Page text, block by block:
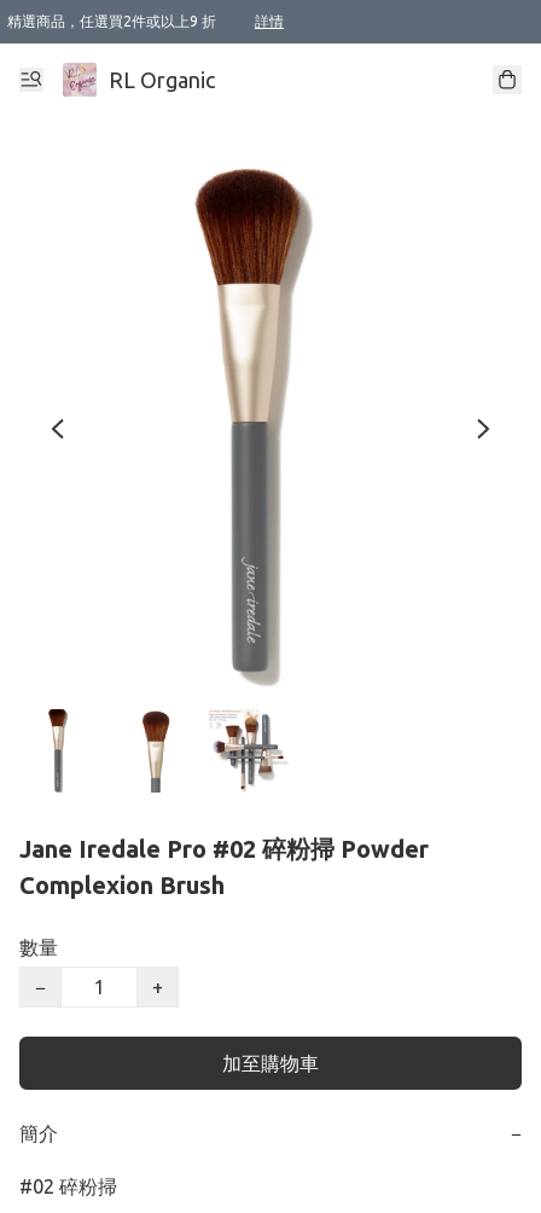
精選商品，任選買2件或以上9 折 詳情
XI周年優惠【新品自由選2件88折/3件85折】
XI周年優惠【Chakra 脈輪平衡自由選2件9折/3件85折/5件8折】
Florame 肌底自由選 2支9折 3支85折
XI周年優惠【蟲蟲退散 · 防衛結界﹞系列2件9折】
Sunki 任選2件95折
BIOFFICINA TOSCANA 任選2支9折 3支85折
Lamav 任選1件9折 2件85折
Mukti Organics 指定產品任選1件9折, 2件88折 3件85折
Intelligent Nutrients Skincare 任選2件9折
deodorant 任選2件88折
化妝品 任選2件95折
XI周年優惠【身心靈單品 任選2件9折/3件85折/5件8折】
XI周年優惠 【精油/香水 任選2件9折/3件85折/5件8折】
XI周年優惠【「關節到肌膚」全效養護 BODY OIL 組2件88折/3件85折】
XI周年優惠【夏日有機物理防曬套裝2件88折】
XI周年優惠【夏日潔面隨意選2件88折/3件85折】
XI周年優惠【逆齡奇蹟抗氧 11 自由選2件88折/3件85折/4件或以上8折】
新會員首次購物即享全單 95 折優惠！
成為VIP / VVIP 可享有生日月現金扣減獎賞優惠 !! 記得去賬户資料填上生日日期啦 !
選用順豐速運，滿$500 免運費
本地速遞 京東 送住宅/ 工商地址 $400 免運費
澳門訂單選用順豐速運，滿$800 免運費
RL Organic
Jane Iredale Pro #02 碎粉掃 Powder
Complexion Brush
數量
−
+
加至購物車
簡介 −
#02 碎粉掃